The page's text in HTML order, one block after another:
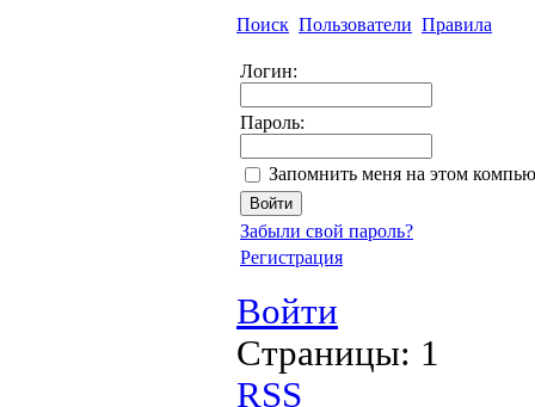
Поиск Пользователи Правила
Логин:
Пароль:
Запомнить меня на этом
Забыли свой пароль?
Регистрация
Войти
Страницы: 1
RSS